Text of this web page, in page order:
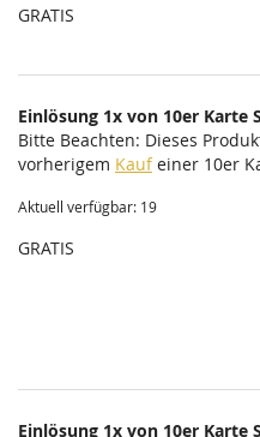
GRATIS
Einlösung 1x von 10er Karte
Bitte Beachten: Dieses
vorherigem Kaufeiner 10er
Aktuell verfügbar: 19
GRATIS
Einlösung 1x von 10er Karte